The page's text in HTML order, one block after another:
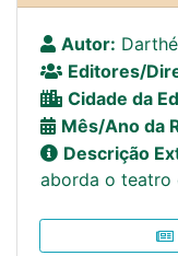
Autor:
Editores/
Cidade da
Mês/Ano da
Descrição
aborda o teatro